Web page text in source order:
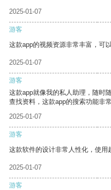
2025-01-07
游客
这款app的视频资源非常丰富，可
2025-01-07
游客
这款app就像我的私人助理，随时
查找资料，这款app的搜索功能非
2025-01-07
游客
这款软件的设计非常人性化，使用
2025-01-07
游客